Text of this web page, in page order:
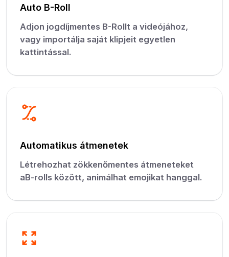
Auto B-Roll
Adjon jogdíjmentes B-Rollt a videójához,
vagy importálja saját klipjeit egyetlen
kattintással.
Automatikus átmenetek
Létrehozhat zökkenőmentes átmeneteket
aB-rolls között, animálhat emojikat hanggal.